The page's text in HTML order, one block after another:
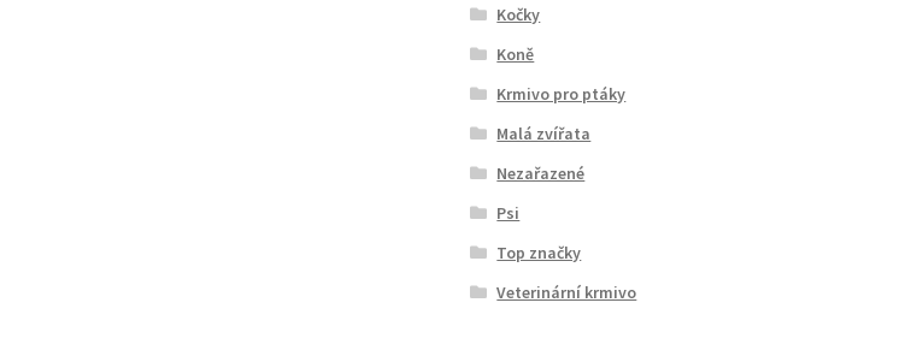
Kočky
Koně
Krmivo pro ptáky
Malá zvířata
Nezařazené
Psi
Top značky
Veterinární krmivo